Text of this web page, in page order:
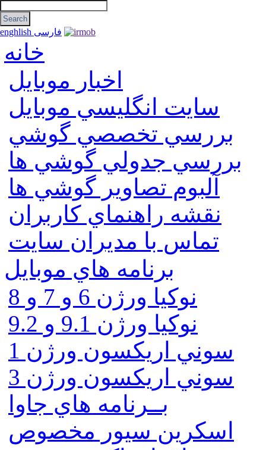
enghlish فارسی
خانه
اخبار موبایل
سايت انگليسي موبايل
بررسي تخصصي گوشي
بررسي جدولي گوشي ها
آلبوم تصاوير گوشي ها
نقشه راهنماي كاربران
تماس با مديران سايت
برنامه هاي موبايل
نوکیا ورژن 6 و 7 و 8
نوکیا ورژن 9.1 و 9.2
سوني اريكسون ورژن 1
سوني اريكسون ورژن 3
بــرنامه هاي جاوا
اسكرين سيور مخصوص